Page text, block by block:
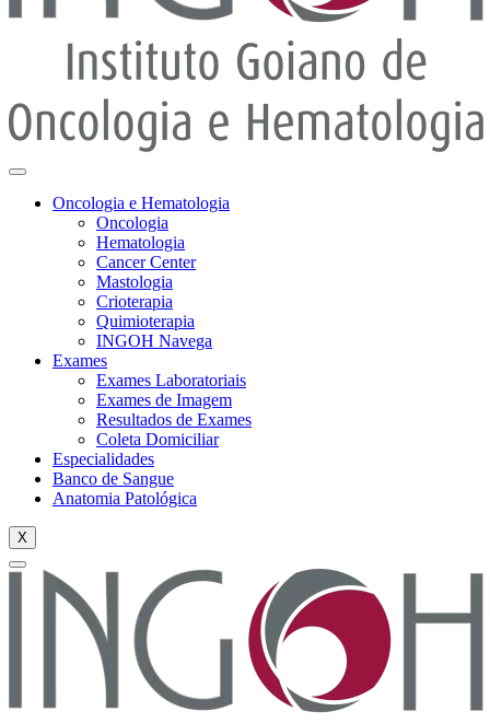
Oncologia e Hematologia
Oncologia
Hematologia
Cancer Center
Mastologia
Crioterapia
Quimioterapia
INGOH Navega
Exames
Exames Laboratoriais
Exames de Imagem
Resultados de Exames
Coleta Domiciliar
Especialidades
Banco de Sangue
Anatomia Patológica
X